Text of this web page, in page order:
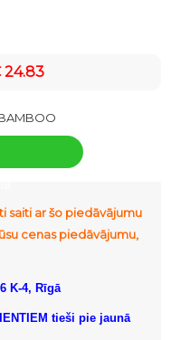
24.83
saiti ar šo piedāvājumu
cenas piedāvājumu,
K-4, Rīgā
tieši pie jaunā